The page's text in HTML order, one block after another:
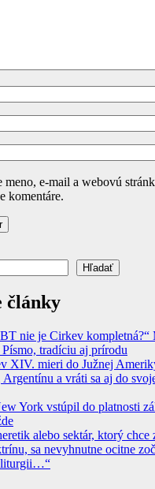
e-mail a webovú
komentáre.
Hľadať
články
nie je Cirkev
tradíciu aj prírodu
XIV. mieri do Južnej
Argentínu a vráti sa aj do
York vstúpil do platnosti
alebo sektár, ktorý chce
sa nevyhnutne ocitne
liturgii…“